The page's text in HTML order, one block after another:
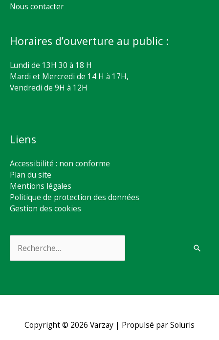
Nous contacter
Horaires d’ouverture au public :
Lundi de 13H 30 à 18 H
Mardi et Mercredi de 14 H à 17H,
Vendredi de 9H à 12H
Liens
Accessibilité : non conforme
Plan du site
Mentions légales
Politique de protection des données
Gestion des cookies
Copyright © 2026 Varzay | Propulsé par Soluris